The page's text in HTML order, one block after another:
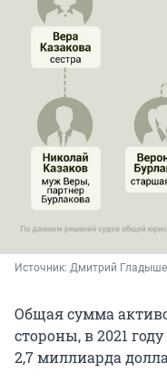
Источник: Дмитрий
Общая сумма
стороны, в 2021
2,7 миллиарда